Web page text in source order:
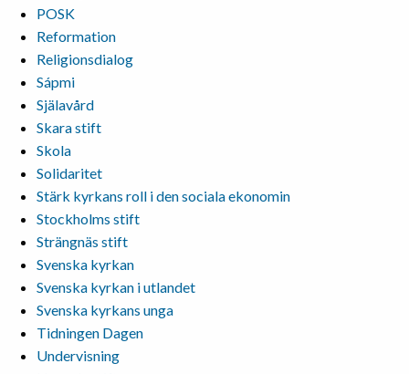
POSK
Reformation
Religionsdialog
Sápmi
Själavård
Skara stift
Skola
Solidaritet
Stärk kyrkans roll i den sociala ekonomin
Stockholms stift
Strängnäs stift
Svenska kyrkan
Svenska kyrkan i utlandet
Svenska kyrkans unga
Tidningen Dagen
Undervisning